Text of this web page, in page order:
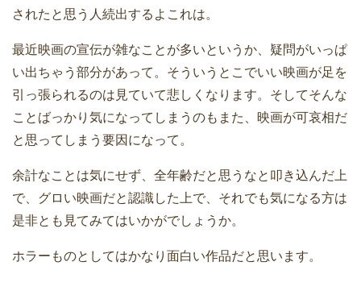
されたと思う人続出するよこれは。
最近映画の宣伝が雑なことが多いというか、疑問がいっぱ
い出ちゃう部分があって。そういうとこでいい映画が足を
引っ張られるのは見ていて悲しくなります。そしてそんな
ことばっかり気になってしまうのもまた、映画が可哀相だ
と思ってしまう要因になって。
余計なことは気にせず、全年齢だと思うなと叩き込んだ上
で、グロい映画だと認識した上で、それでも気になる方は
是非とも見てみてはいかがでしょうか。
ホラーものとしてはかなり面白い作品だと思います。